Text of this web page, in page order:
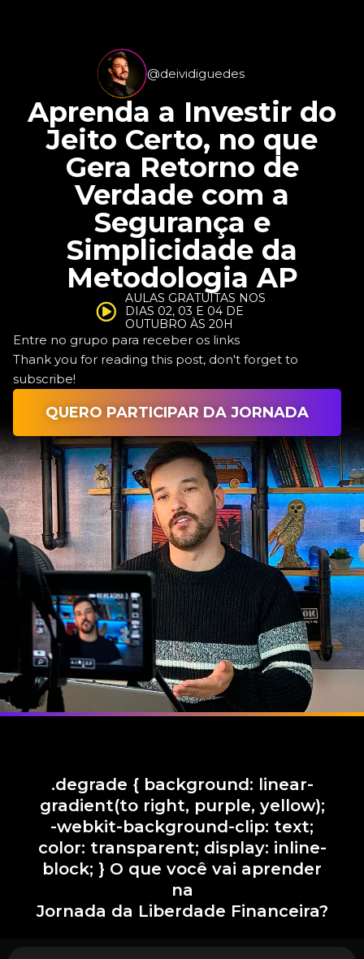
@deividiguedes
Aprenda a Investir do
Jeito Certo, no que
Gera Retorno de
Verdade com a
Segurança e
Simplicidade da
Metodologia AP
AULAS GRATUITAS NOS
DIAS 02, 03 E 04 DE
OUTUBRO ÀS 20H
Entre no grupo para receber os links
Thank you for reading this post, don't forget to
subscribe!
QUERO PARTICIPAR DA JORNADA
.degrade { background: linear-
gradient(to right, purple, yellow);
-webkit-background-clip: text;
color: transparent; display: inline-
block; } O que você vai aprender
na
Jornada da Liberdade Financeira?